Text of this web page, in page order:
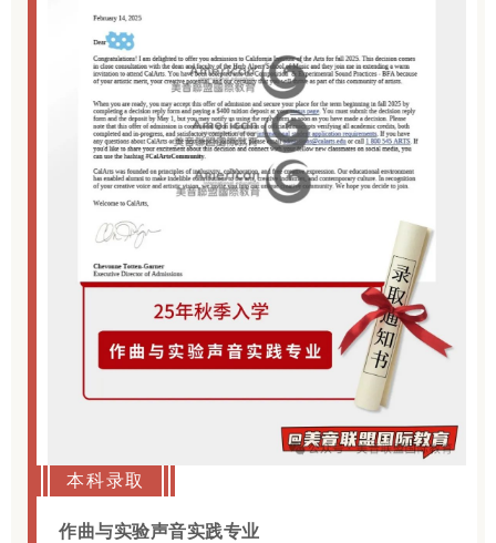
本科录取
作曲与实验声音实践专业